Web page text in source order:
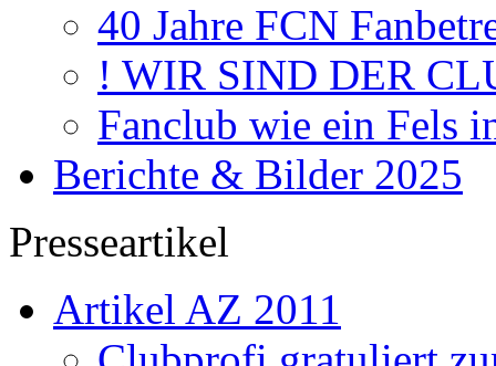
40 Jahre FCN
! WIR SIND DER
Fanclub wie ein Fels
Berichte & Bilder 2025
Presseartikel
Artikel AZ 2011